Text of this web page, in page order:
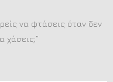
να φτάσεις όταν δεν
χάσεις;”